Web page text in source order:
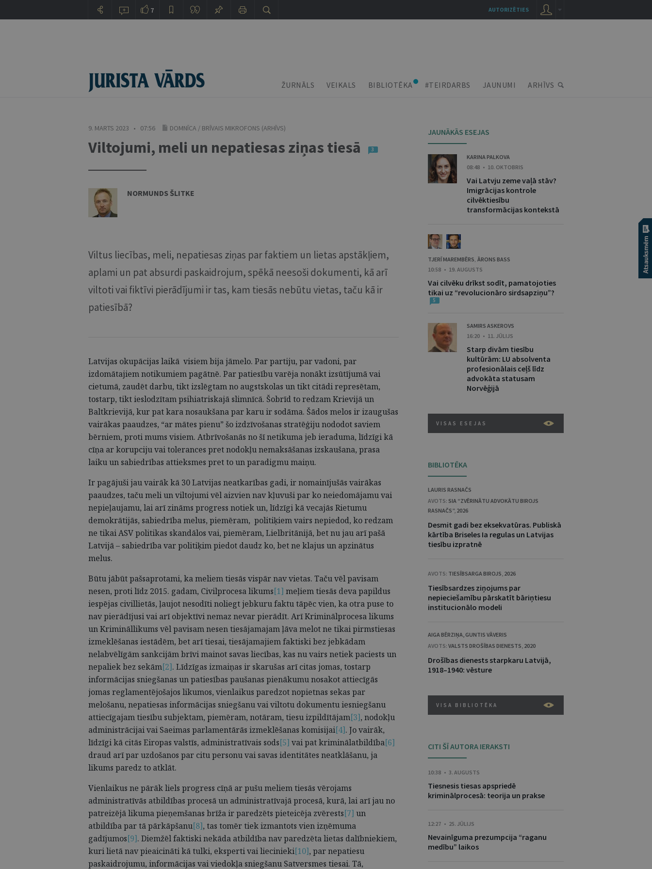
ŽURNĀLS VEIKALS BIBLIOTĒKA #TEIRDARBS JAUNUMI ARHĪVS
9. MARTS 2023 • 07:56 DOMNĪCA / BRĪVAIS MIKROFONS (ARHĪVS)
Viltojumi, meli un nepatiesas ziņas tiesā 3
NORMUNDS ŠLITKE
Viltus liecības, meli, nepatiesas ziņas par faktiem un lietas apstākļiem,
aplami un pat absurdi paskaidrojum, spēkā neesoši dokumenti, kā arī
viltoti vai fiktīvi pierādījumi ir tas, kam tiesās nebūtu vietas, taču kā ir
patiesībā?
Latvijas okupācijas laikā visiem bija jāmelo. Par partiju, par vadoni, par
izdomātajiem notikumiem pagātnē. Par patiesību varēja nonākt izsūtījumā vai
cietumā, zaudēt darbu, tikt izslēgtam no augstskolas un tikt citādi represētam,
tostarp, tikt ieslodzītam psihiatriskajā slimnīcā. Šobrīd to redzam Krievijā un
Baltkrievijā, kur pat kara nosaukšana par karu ir sodāma. Šādos melos ir izaugušas
vairākas paaudzes, “ar mātes pienu” šo izdzīvošanas stratēģiju nododot saviem
bērniem, proti mums visiem. Atbrīvošanās no šī netikuma jeb ieraduma, līdzīgi kā
cīņa ar korupciju vai tolerances pret nodokļu nemaksāšanas izskaušana, prasa
laiku un sabiedrības attieksmes pret to un paradigmu maiņu.
Ir pagājuši jau vairāk kā 30 Latvijas neatkarības gadi, ir nomainījušās vairākas
paaudzes, taču meli un viltojumi vēl aizvien nav kļuvuši par ko neiedomājamu vai
nepieļaujamu, lai arī zināms progress notiek un, līdzīgi kā vecajās Rietumu
demokrātijās, sabiedrība melus, piemēram, politiķiem vairs nepiedod, ko redzam
ne tikai ASV politikas skandālos vai, piemēram, Lielbritānijā, bet nu jau arī pašā
Latvijā – sabiedrība var politiķim piedot daudz ko, bet ne klajus un apzinātus
melus.
Būtu jābūt pašsaprotami, ka meliem tiesās vispār nav vietas. Taču vēl pavisam
nesen, proti līdz 2015. gadam, Civilprocesa likums[1] meļiem tiesās deva papildus
iespējas civillietās, ļaujot nesodīti noliegt jebkuru faktu tāpēc vien, ka otra puse to
nav pierādījusi vai arī objektīvi nemaz nevar pierādīt. Arī Kriminālprocesa likums
un Krimināllikums vēl pavisam nesen tiesājamajam ļāva melot ne tikai pirmstiesas
izmeklēšanas iestādēm, bet arī tiesai, tiesājamajiem faktiski bez jebkādam
nelabvēlīgām sankcijām brīvi mainot savas liecības, kas nu vairs netiek paciests un
nepaliek bez sekām[2]. Līdzīgas izmaiņas ir skarušas arī citas jomas, tostarp
informācijas sniegšanas un patiesības paušanas pienākumu nosakot attiecīgās
jomas reglamentējošajos likumos, vienlaikus paredzot nopietnas sekas par
melošanu, nepatiesas informācijas sniegšanu vai viltotu dokumentu iesniegšanu
attiecīgajam tiesību subjektam, piemēram, notāram, tiesu izpildītājam[3], nodokļu
administrācijai vai Saeimas parlamentārās izmeklēšanas komisijai[4]. Jo vairāk,
līdzīgi kā citās Eiropas valstīs, administratīvais sods[5] vai pat kriminālatbildība[6]
draud arī par uzdošanos par citu personu vai savas identitātes neatklāšanu, ja
likums paredz to atklāt.
Vienlaikus ne pārāk liels progress cīņā ar pušu meliem tiesās vērojams
administratīvās atbildības procesā un administratīvajā procesā, kurā, lai arī jau no
patreizējā likuma pieņemšanas brīža ir paredzēts pieteicēja zvērests[7] un
atbildība par tā pārkāpšanu[8], tas tomēr tiek izmantots vien izņēmuma
gadījumos[9]. Diemžēl faktiski nekāda atbildība nav paredzēta lietas dalībniekiem,
kuri lietā nav pieaicināti kā tulki, eksperti vai liecinieki[10], par nepatiesu
paskaidrojumu, informācijas vai viedokļa sniegšanu Satversmes tiesai. Tā,
JAUNĀKĀS ESEJAS
KARINA PALKOVA
08:48 • 10. OKTOBRIS
Vai Latvju zeme vaļā stāv?
Imigrācijas kontrole
cilvēktiesību
transformācijas kontekstā
TJERĪ MAREMBĒRS, ĀRONS BASS
10:58 • 19. AUGUSTS
Vai cilvēku drīkst sodīt, pamatojoties
tikai uz “revolucionāro sirdsapziņu”?
5
SAMIRS ASKEROVS
16:20 • 11. JŪLIJS
Starp divām tiesību
kultūrām: LU absolventa
profesionālais ceļš līdz
advokāta statusam
Norvēģijā
VISAS ESEJAS
BIBLIOTĒKA
LAURIS RASNAČS
AVOTS: SIA “ZVĒRINĀTU ADVOKĀTU BIROJS
RASNAČS”, 2026
Desmit gadi bez eksekvatūras. Publiskā
kārtība Briseles Ia regulas un Latvijas
tiesību izpratnē
AVOTS: TIESĪBSARGA BIROJS, 2026
Tiesībsardzes ziņojums par
nepieciešamību pārskatīt bāriņtiesu
institucionālo modeli
AIGA BĒRZIŅA, GUNTIS VĀVERIS
AVOTS: VALSTS DROŠĪBAS DIENESTS, 2020
Drošības dienests starpkaru Latvijā,
1918–1940: vēsture
VISA BIBLIOTĒKA
CITI ŠĪ AUTORA IERAKSTI
10:38 • 3. AUGUSTS
Tiesnesis tiesas apspriedē
kriminālprocesā: teorija un prakse
12:27 • 25. JŪLIJS
Nevainīguma prezumpcija “raganu
medību” laikos
7 AUTORIZĒTIES